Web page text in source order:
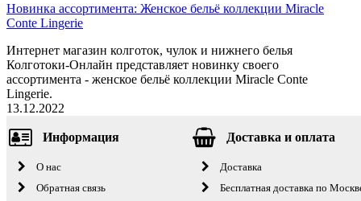
Новинка ассортимента: Женское бельё коллекции Miracle
Conte Lingerie
Интернет магазин колготок, чулок и нижнего белья
Колготоки-Онлайн представляет новинку своего
ассортимента - женское бельё коллекции Miracle Conte
Lingerie.
13.12.2022
Информация
О нас
Обратная связь
Доставка и оплата
Доставка
Бесплатная доставка по